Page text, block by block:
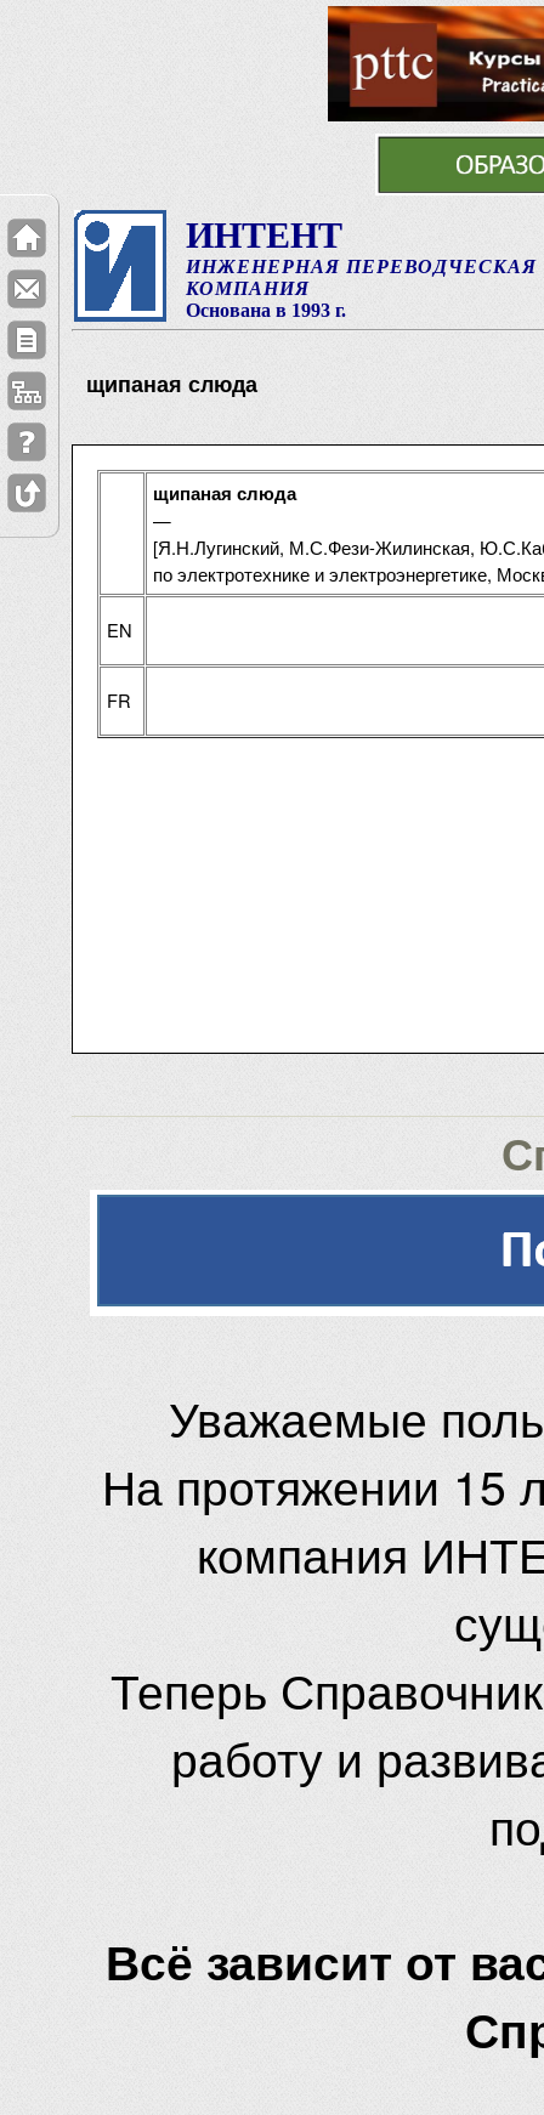
ИНТЕНТ
ИНЖЕНЕРНАЯ ПЕРЕВОДЧЕСКАЯ
КОМПАНИЯ
Основана в 1993 г.
щипаная слюда
щипаная слюда
—
[Я.Н.Лугинский, М.С.Фези-Жилинская,
по электротехнике и электроэнергетике,
EN
FR
Уважаемые
На протяжении 15
компания
Теперь
работу и
Всё зависит от